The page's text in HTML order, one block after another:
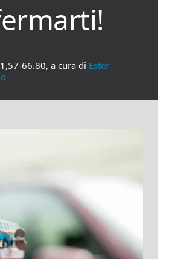
66.80, a cura di Ester